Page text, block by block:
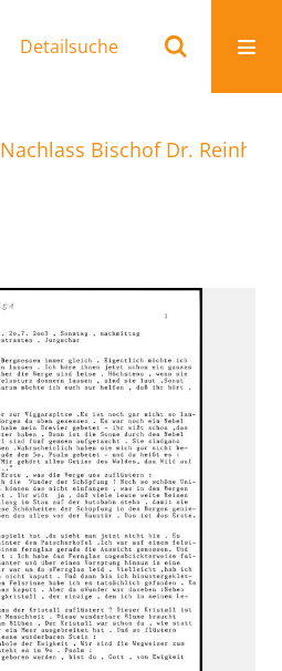
Detailsuche
Nachlass Bischof Dr.